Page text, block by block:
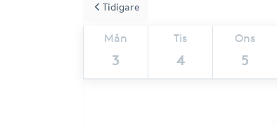
Mån
3
Tis
4
Ons
5
Tidigare